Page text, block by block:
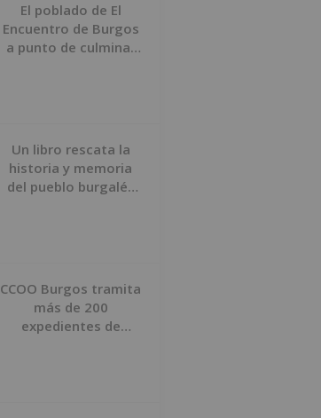
El poblado de El
Encuentro de Burgos
a punto de culminar
Un libro rescata la
historia y memoria
del pueblo burgalés
CCOO Burgos tramita
más de 200
expedientes de